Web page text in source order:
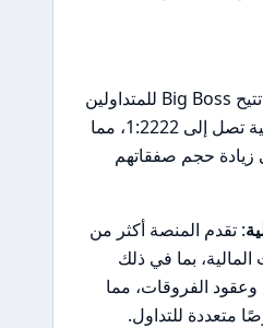
: تتيح Big Boss للمتداولين
استخدام رافعة مالية تصل إلى 1:2222، مما
زيادة حجم صفقاتهم
: تقدم المنصة أكثر من
المالية، بما في ذلك
الفروقات، مما
متعددة للتداول.